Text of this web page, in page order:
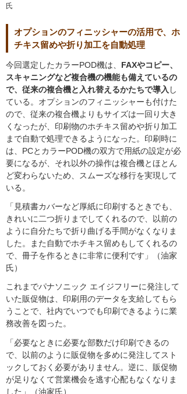
氏
オプションのフィニッシャーの活用で、ホ
チキス留めや折り加工を自動処理
今回選定したカラーPOD機は、 FAXやコピー、
スキャニングなど複合機の機能も備えているの
で、従来の複合機と入れ替えるかたちで導入 し
ている。オプションのフィニッシャーも付けた
ので、従来の複合機よりもサイズは一回り大き
くなったが、印刷物のホチキス留めや折り加工
まで自動で処理できるようになった。印刷時に
は、PCとカラーPOD機の双方で用紙の設定が必
要になるが、それ以外の操作は複合機とほとん
ど変わらないため、スムーズな移行を実現して
いる。
「見積書カバーなど厚紙に印刷するときでも、
きれいに二つ折りまでしてくれるので、以前の
ように自分たちで折り曲げる手間がなくなりま
した。また自動でホチキス留めもしてくれるの
で、冊子を作るときに非常に便利です」（油家
氏）
これまでパナソニック エイジフリーに発注して
いた販促物は、印刷用のデータを支給してもら
うことで、社内でいつでも印刷できるように業
務改善を図った。
「必要なときに必要な部数だけ印刷できるの
で、以前のように販促物を多めに発注してスト
ックしておく必要がありません。逆に、販促物
が足りなくて営業機会を逃す心配もなくなりま
した」（油家氏）